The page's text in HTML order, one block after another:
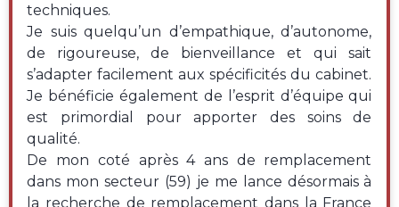
techniques.
Je suis quelqu’un d’empathique, d’autonome,
de rigoureuse, de bienveillance et qui sait
s’adapter facilement aux spécificités du cabinet.
Je bénéficie également de l’esprit d’équipe qui
est primordial pour apporter des soins de
qualité.
De mon coté après 4 ans de remplacement
dans mon secteur (59) je me lance désormais à
la recherche de remplacement dans la France